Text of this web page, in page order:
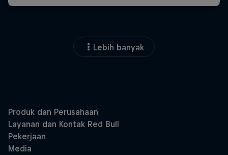
Lebih banyak